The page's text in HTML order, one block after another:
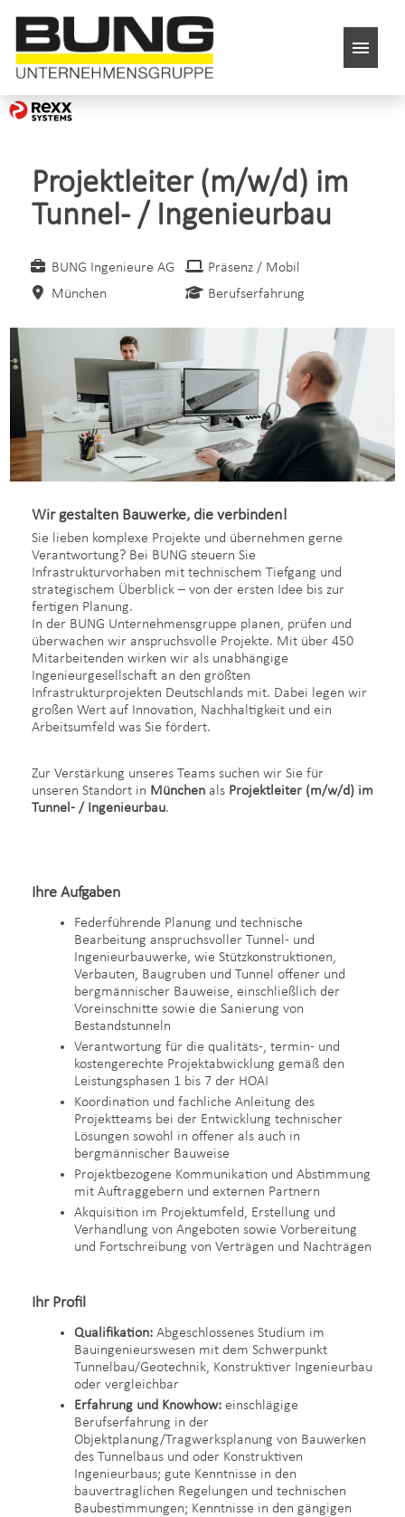
Stellenangebote
Bewerbungstipps
Projektleiter (m/w/d) im
Tunnel- / Ingenieurbau
BUNG Ingenieure AG
München
Präsenz / Mobil
Berufserfahrung
Wir gestalten Bauwerke, die verbinden!
Sie lieben komplexe Projekte und übernehmen gerne
Verantwortung? Bei BUNG steuern Sie
Infrastrukturvorhaben mit technischem Tiefgang und
strategischem Überblick – von der ersten Idee bis zur
fertigen Planung.
In der BUNG Unternehmensgruppe planen, prüfen und
überwachen wir anspruchsvolle Projekte. Mit über 450
Mitarbeitenden wirken wir als unabhängige
Ingenieurgesellschaft an den größten
Infrastrukturprojekten Deutschlands mit. Dabei legen wir
großen Wert auf Innovation, Nachhaltigkeit und ein
Arbeitsumfeld was Sie fördert.
Zur Verstärkung unseres Teams suchen wir Sie für
unseren Standort in München als Projektleiter (m/w/d) im
Tunnel- / Ingenieurbau.
Ihre Aufgaben
Federführende Planung und technische
Bearbeitung anspruchsvoller Tunnel- und
Ingenieurbauwerke, wie Stützkonstruktionen,
Verbauten, Baugruben und Tunnel offener und
bergmännischer Bauweise, einschließlich der
Voreinschnitte sowie die Sanierung von
Bestandstunneln
Verantwortung für die qualitäts-, termin- und
kostengerechte Projektabwicklung gemäß den
Leistungsphasen 1 bis 7 der HOAI
Koordination und fachliche Anleitung des
Projektteams bei der Entwicklung technischer
Lösungen sowohl in offener als auch in
bergmännischer Bauweise
Projektbezogene Kommunikation und Abstimmung
mit Auftraggebern und externen Partnern
Akquisition im Projektumfeld, Erstellung und
Verhandlung von Angeboten sowie Vorbereitung
und Fortschreibung von Verträgen und Nachträgen
Ihr Profil
Qualifikation: Abgeschlossenes Studium im
Bauingenieurswesen mit dem Schwerpunkt
Tunnelbau/Geotechnik, Konstruktiver Ingenieurbau
oder vergleichbar
Erfahrung und Knowhow: einschlägige
Berufserfahrung in der
Objektplanung/Tragwerksplanung von Bauwerken
des Tunnelbaus und oder Konstruktiven
Ingenieurbaus; gute Kenntnisse in den
bauvertraglichen Regelungen und technischen
Baubestimmungen; Kenntnisse in den gängigen